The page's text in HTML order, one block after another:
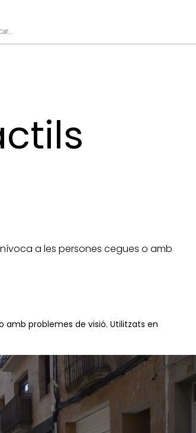
a les persones cegues o amb
amb problemes de visió. Utilitzats en